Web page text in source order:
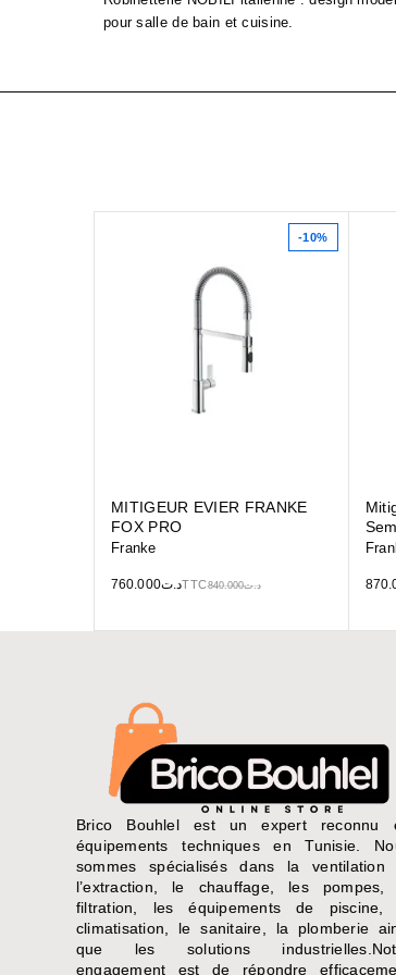
pour salle de bain et cuisine.
-10%
MITIGEUR EVIER FRANKE
FOX PRO
Franke
د.ت840.000 د.ت760.000 TTC
Brico Bouhlel est un expert reconnu
équipements techniques en Tunisie.
sommes spécialisés dans la ventilation
l’extraction, le chauffage, les pompes,
filtration, les équipements de piscine,
climatisation, le sanitaire, la plomberie
que les solutions
engagement est de répondre